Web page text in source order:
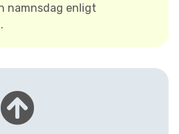
namnsdag enligt